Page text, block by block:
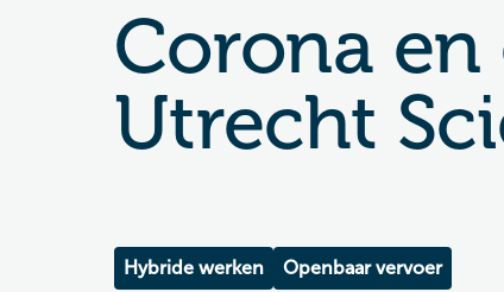
Corona
Utrecht
Hybride werken Openbaar vervoer